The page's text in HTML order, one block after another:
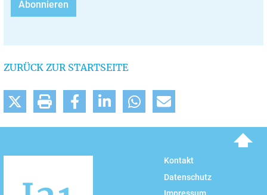
ZURÜCK ZUR STARTSEITE
Kontakt
Datenschutz